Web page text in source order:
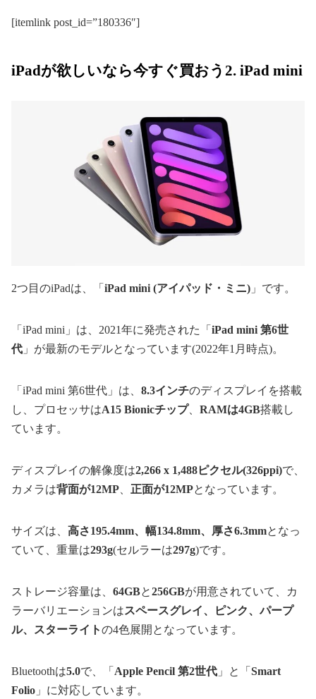
[itemlink post_id=”180336″]
iPadが欲しいなら今すぐ買おう2. iPad mini
2つ目のiPadは、「 iPad mini (アイパッド・ミニ) 」です。
「iPad mini」は、2021年に発売された「 iPad mini 第6世
代 」が最新のモデルとなっています(2022年1月時点)。
「iPad mini 第6世代」は、 8.3インチのディスプレイを搭載
し、プロセッサはA15 Bionicチップ、 RAMは4GB搭載し
ています。
ディスプレイの解像度は2,266 x 1,488ピクセル(326ppi)で、
カメラは背面が12MP 正面が12MPとなっています。
サイズは、 高さ195.4mm、幅134.8mm、厚さ6.3mmとなっ
ていて、重量は293g(セルラーは297g)です。
ストレージ容量は、 64GBと256GBが用意されていて、カ
ラーバリエーションはスペースグレイ、ピンク、パープ
ル、スターライトの4色展開となっています。
Bluetoothは5.0で、「 Apple Pencil 第2世代 」と「 Smart
Folio 」に対応しています。